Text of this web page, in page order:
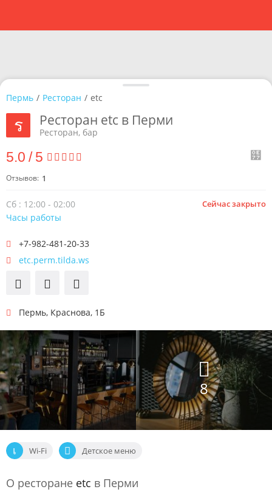
8
Wi-Fi Детское меню
Пермь / Ресторан / etc
Ресторан etc в Перми
Ресторан, бар
5.0 / 5
Отзывов: 1
+7-982-481-20-33
etc.perm.tilda.ws
Пермь, Краснова, 1Б
Сейчас закрыто
Сб : 12:00 - 02:00
Часы работы
О ресторане etc в Перми